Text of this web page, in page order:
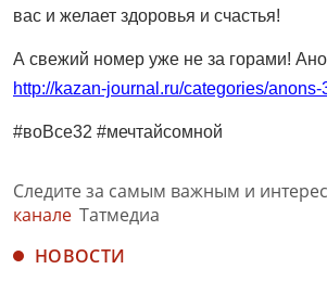
вас и желает здоровья и счастья!
А свежий номер уже не за горами!
http://kazan-journal.ru/categories/anons-
#воВсе32 #мечтайсомной
Следите за самым важным и
канале Татмедиа
НОВОСТИ